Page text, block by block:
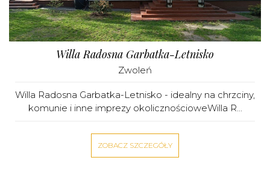
Willa Radosna Garbatka-Letnisko
Zwoleń
Willa Radosna Garbatka-Letnisko - idealny na chrzciny,
komunie i inne imprezy okolicznościoweWilla R...
ZOBACZ SZCZEGÓŁY